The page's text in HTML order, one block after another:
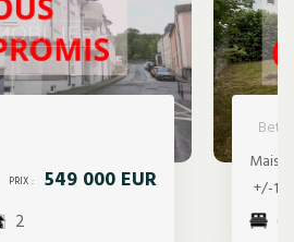
PRIX : 549 000 EUR
2
+/-
6